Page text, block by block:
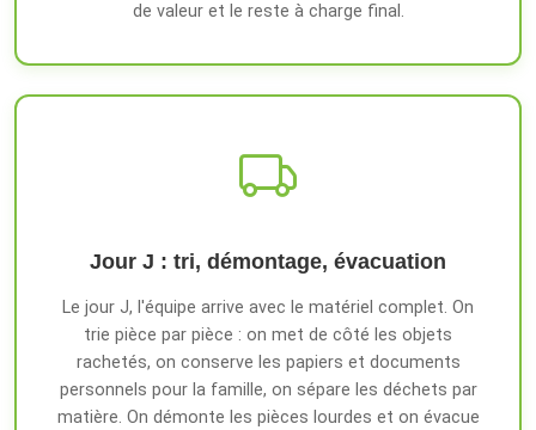
de valeur et le reste à charge final.
Jour J : tri, démontage, évacuation
Le jour J, l'équipe arrive avec le matériel complet. On
trie pièce par pièce : on met de côté les objets
rachetés, on conserve les papiers et documents
personnels pour la famille, on sépare les déchets par
matière. On démonte les pièces lourdes et on évacue